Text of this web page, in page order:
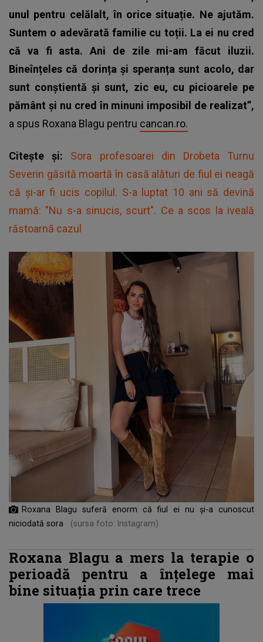
unul pentru celălalt, în orice situație. Ne ajutăm.
Suntem o adevărată familie cu toții. La ei nu cred
că va fi asta. Ani de zile mi-am făcut iluzii.
Bineînțeles că dorința și speranța sunt acolo, dar
sunt conștientă și sunt, zic eu, cu picioarele pe
pământ și nu cred în minuni imposibil de realizat”,
a spus Roxana Blagu pentru cancan.ro.
Citește și: Sora profesoarei din Drobeta Turnu
Severin găsită moartă în casă alături de fiul ei neagă
că și-ar fi ucis copilul. S-a luptat 10 ani să devină
mamă: "Nu s-a sinucis, scurt". Ce a scos la iveală
răstoarnă cazul
Roxana Blagu suferă enorm că fiul ei nu și-a cunoscut
niciodată sora
(sursa foto: Instagram)
Roxana Blagu a mers la terapie o
perioadă pentru a înțelege mai
bine situația prin care trece